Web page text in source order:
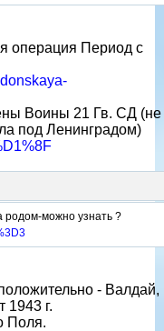
операция Период с
Воины 21 Гв. СД (не
под Ленинградом)
родом-можно узнать ?
- Валдай,
1943 г.
Поля.